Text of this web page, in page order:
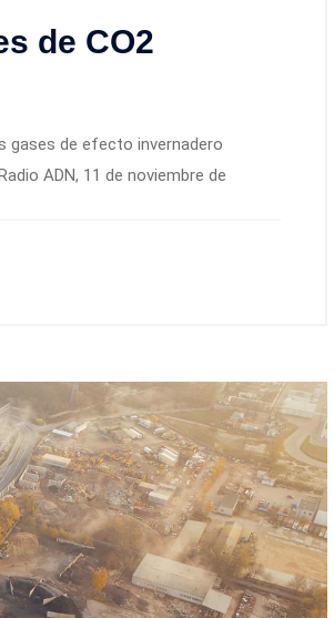
de CO2
gases de efecto invernadero
ADN, 11 de noviembre de